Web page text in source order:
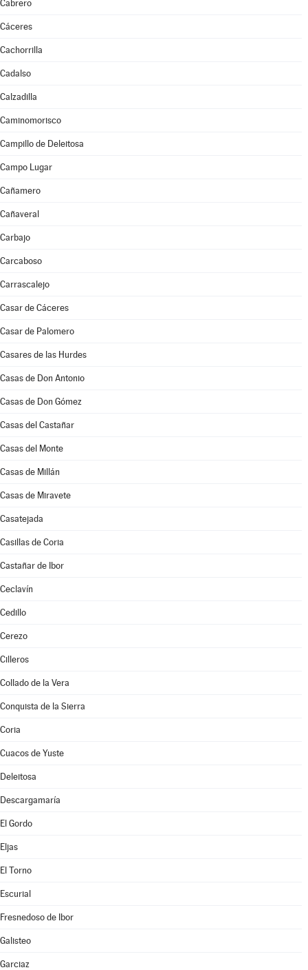
Cabrero
Cáceres
Cachorrilla
Cadalso
Calzadilla
Caminomorisco
Campillo de Deleitosa
Campo Lugar
Cañamero
Cañaveral
Carbajo
Carcaboso
Carrascalejo
Casar de Cáceres
Casar de Palomero
Casares de las Hurdes
Casas de Don Antonio
Casas de Don Gómez
Casas del Castañar
Casas del Monte
Casas de Millán
Casas de Miravete
Casatejada
Casillas de Coria
Castañar de Ibor
Ceclavín
Cedillo
Cerezo
Cilleros
Collado de la Vera
Conquista de la Sierra
Coria
Cuacos de Yuste
Deleitosa
Descargamaría
El Gordo
Eljas
El Torno
Escurial
Fresnedoso de Ibor
Galisteo
Garciaz